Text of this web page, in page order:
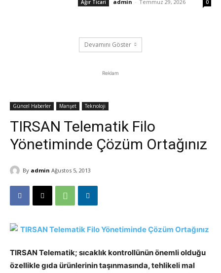
Ağır Ticari admin - Temmuz 29, 2026 0
Devamını Göster
Reklam
Güncel Haberler Manşet Teknoloji
TIRSAN Telematik Filo
Yönetiminde Çözüm Ortağınız
By admin Ağustos 5, 2013
TIRSAN Telematik; sıcaklık kontrollünün önemli olduğu
özellikle gıda ürünlerinin taşınmasında, tehlikeli mal